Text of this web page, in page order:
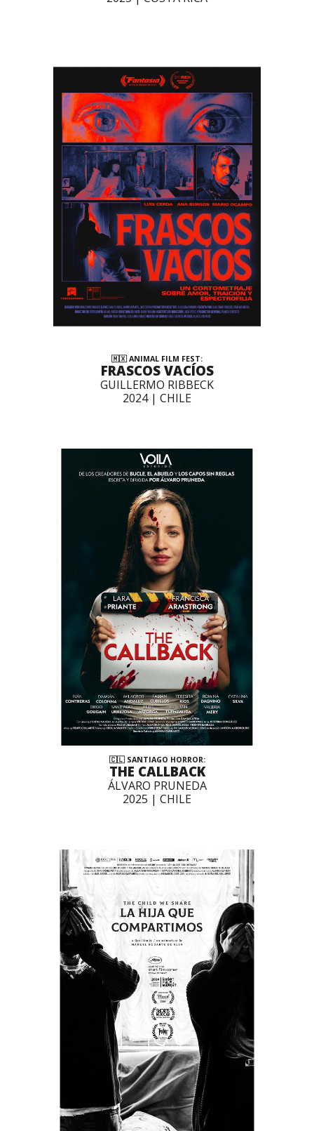
🇲🇽 ANIMAL FILM FEST:
FRASCOS VACÍOS
GUILLERMO RIBBECK
2024 | CHILE
🇨🇱 SANTIAGO HORROR:
THE CALLBACK
ÁLVARO PRUNEDA
2025 | CHILE